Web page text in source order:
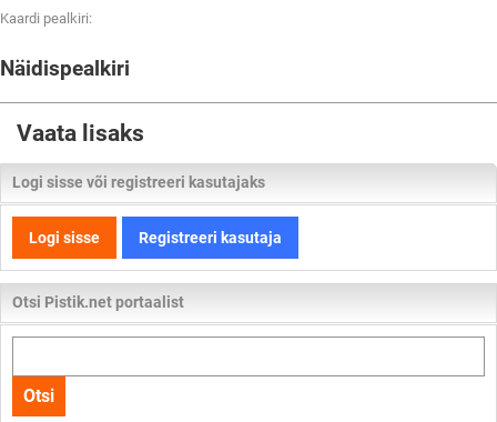
Kaardi pealkiri:
Näidispealkiri
Vaata lisaks
Logi sisse või registreeri kasutajaks
Logi sisse Registreeri kasutaja
Otsi Pistik.net portaalist
kogu
lehelt
Otsi